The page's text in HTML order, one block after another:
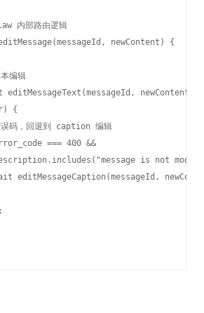
内部路由逻辑
newContent) {
编辑
editMessageText(messageId, newContent);
{
码，回退到 caption 编辑
=== 400 &&
is not
editMessageCaption(messageId,